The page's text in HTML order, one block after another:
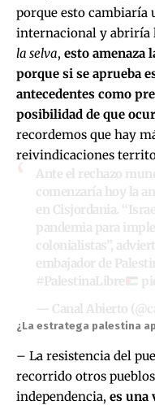
porque esto
internacional y abriría
la selva, esto amenaza
porque si se aprueba
antecedentes como
posibilidad de que
recordemos que hay
reivindicaciones
Ante el rechazo
comenzaría hoy la
en Cisjordania.
pandemia para
colonialistas”,
embajador de
#PalestinaLibre
— Canal Abierto
¿La estratega palestina
– La resistencia del
recorrido otros
independencia, es una